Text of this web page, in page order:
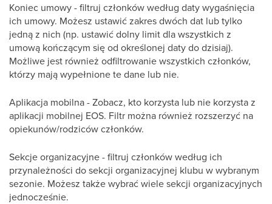
Koniec umowy - filtruj członków według daty wygaśnięcia
ich umowy. Możesz ustawić zakres dwóch dat lub tylko
jedną z nich (np. ustawić dolny limit dla wszystkich z
umową kończącym się od określonej daty do dzisiaj).
Możliwe jest również odfiltrowanie wszystkich członków,
którzy mają wypełnione te dane lub nie.
Aplikacja mobilna - Zobacz, kto korzysta lub nie korzysta z
aplikacji mobilnej EOS. Filtr można również rozszerzyć na
opiekunów/rodziców członków.
Sekcje organizacyjne - filtruj członków według ich
przynależności do sekcji organizacyjnej klubu w wybranym
sezonie. Możesz także wybrać wiele sekcji organizacyjnych
jednocześnie.